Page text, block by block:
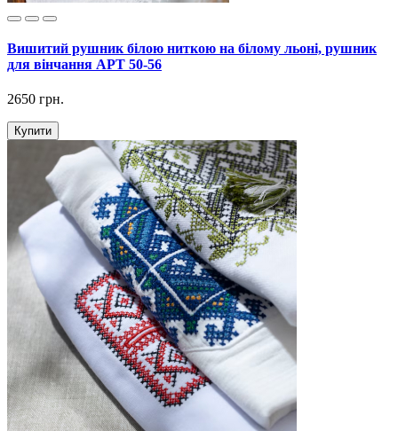
Вишитий рушник білою ниткою на білому льоні, рушник
для вінчання АРТ 50-56
2650 грн.
Купити